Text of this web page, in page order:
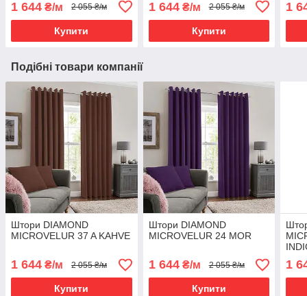
1 644 ₴/м 2 055 ₴/м
Купити
1 644₴/м 2 055 ₴/м
Купити
1
Подібні товари компанії
Штори DIAMOND
MICROVELUR 37 A KAHVE
1 644 ₴/м 2 055 ₴/м
Купити
Штори DIAMOND
MICROVELUR 24 MOR
1 644₴/м 2 055 ₴/м
Купити
1